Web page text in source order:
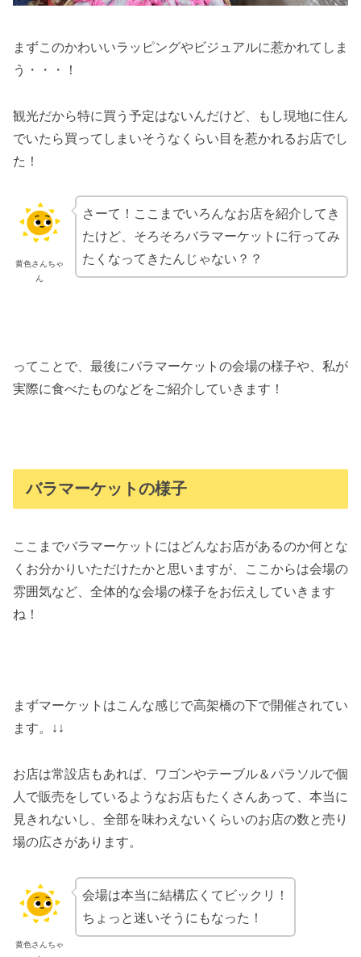
まずこのかわいいラッピングやビジュアルに惹かれてしま
う・・・！
観光だから特に買う予定はないんだけど、もし現地に住ん
でいたら買ってしまいそうなくらい目を惹かれるお店でし
た！
黄色さんちゃ
ん
さーて！ここまでいろんなお店を紹介してき
たけど、そろそろバラマーケットに行ってみ
たくなってきたんじゃない？？
ってことで、最後にバラマーケットの会場の様子や、私が
実際に食べたものなどをご紹介していきます！
バラマーケットの様子
ここまでバラマーケットにはどんなお店があるのか何とな
くお分かりいただけたかと思いますが、ここからは会場の
雰囲気など、全体的な会場の様子をお伝えしていきます
ね！
まずマーケットはこんな感じで高架橋の下で開催されてい
ます。↓↓
お店は常設店もあれば、ワゴンやテーブル＆パラソルで個
人で販売をしているようなお店もたくさんあって、本当に
見きれないし、全部を味わえないくらいのお店の数と売り
場の広さがあります。
黄色さんちゃ
会場は本当に結構広くてビックリ！
ちょっと迷いそうにもなった！